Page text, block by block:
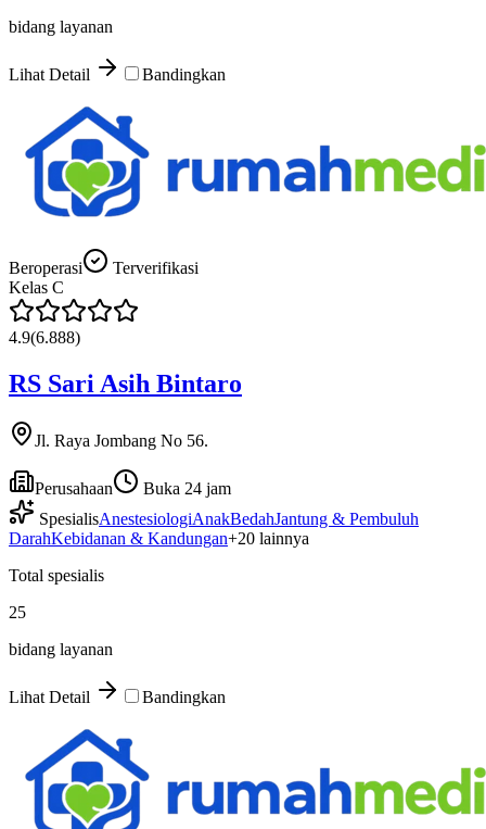
bidang layanan
Lihat Detail Bandingkan
Beroperasi
Terverifikasi
Kelas C
4.9(6.888)
RS Sari Asih Bintaro
Jl. Raya Jombang No 56.
Perusahaan
Buka 24 jam
SpesialisAnestesiologiAnakBedahJantung & Pembuluh
DarahKebidanan & Kandungan+20 lainnya
Total spesialis
25
bidang layanan
Lihat Detail Bandingkan